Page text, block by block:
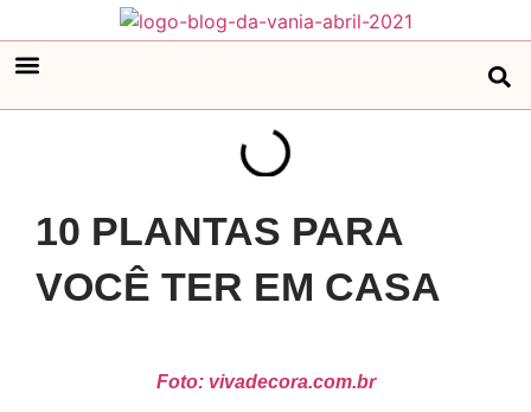
10 PLANTAS PARA
VOCÊ TER EM CASA
Foto: vivadecora.com.br